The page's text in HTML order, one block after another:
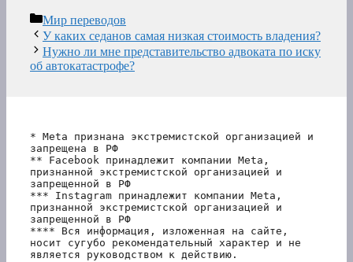
Рубрики
Мир переводов
У каких седанов самая низкая стоимость владения?
Нужно ли мне представительство адвоката по иску
об автокатастрофе?
* Meta признана экстремистской организацией и
запрещена в РФ
** Facebook принадлежит компании Meta,
признанной экстремистской организацией и
запрещенной в РФ
*** Instagram принадлежит компании Meta,
признанной экстремистской организацией и
запрещенной в РФ
**** Вся информация, изложенная на сайте,
носит сугубо рекомендательный характер и не
является руководством к действию.